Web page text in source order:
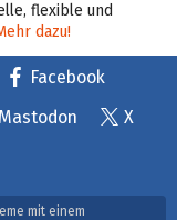
flexible und
dazu!
Facebook
Mastodon
X
mit einem